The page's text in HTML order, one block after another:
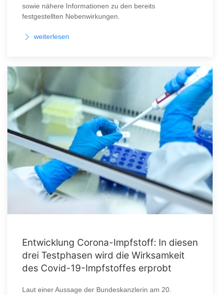
sowie nähere Informationen zu den bereits
festgestellten Nebenwirkungen.
weiterlesen
Entwicklung Corona-Impfstoff: In diesen
drei Testphasen wird die Wirksamkeit
des Covid-19-Impfstoffes erprobt
Laut einer Aussage der Bundeskanzlerin am 20.